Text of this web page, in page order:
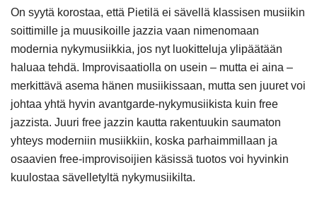
On syytä korostaa, että Pietilä ei sävellä klassisen musiikin
soittimille ja muusikoille jazzia vaan nimenomaan
modernia nykymusiikkia, jos nyt luokitteluja ylipäätään
haluaa tehdä. Improvisaatiolla on usein – mutta ei aina –
merkittävä asema hänen musiikissaan, mutta sen juuret voi
johtaa yhtä hyvin avantgarde-nykymusiikista kuin free
jazzista. Juuri free jazzin kautta rakentuukin saumaton
yhteys moderniin musiikkiin, koska parhaimmillaan ja
osaavien free-improvisoijien käsissä tuotos voi hyvinkin
kuulostaa sävelletyltä nykymusiikilta.